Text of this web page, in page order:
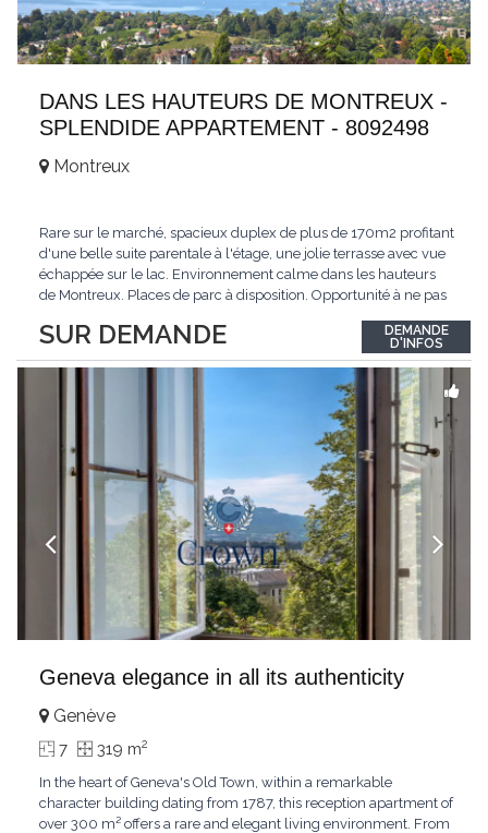
DANS LES HAUTEURS DE MONTREUX -
SPLENDIDE APPARTEMENT - 8092498
SUR DEMANDE
Montreux
Rare sur le marché, spacieux duplex de plus de 170m2 profitant
d'une belle suite parentale à l'étage, une jolie terrasse avec vue
échappée sur le lac. Environnement calme dans les hauteurs
de Montreux. Places de parc à disposition. Opportunité à ne pas
auf dem Markt, geräumiges Duplex von mehr als 170m2 mit
einer schönen...
DEMANDE
D'INFOS
Geneva elegance in all its authenticity
Genève
7 319 m2
In the heart of Geneva's Old Town, within a remarkable
character building dating from 1787, this reception apartment of
over 300 m² offers a rare and elegant living environment. From